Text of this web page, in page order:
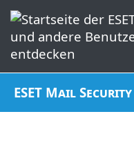
ESET Mail